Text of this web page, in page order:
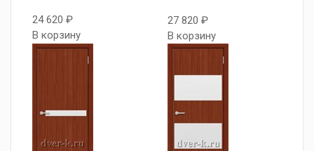
24 620 ₽
В корзину
27 820 ₽
В корзину